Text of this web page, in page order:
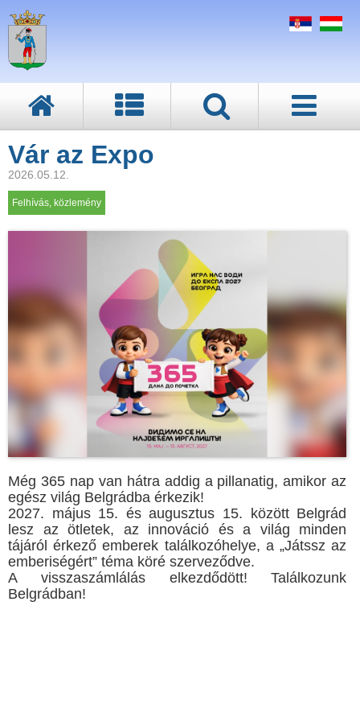
Vár az Expo
2026.05.12.
Felhívás, közlemény
Még 365 nap van hátra addig a pillanatig, amikor az
egész világ Belgrádba érkezik!
2027. május 15. és augusztus 15. között Belgrád
lesz az ötletek, az innováció és a világ minden
tájáról érkező emberek találkozóhelye, a „Játssz az
emberiségért” téma köré szerveződve.
A visszaszámlálás elkezdődött! Találkozunk
Belgrádban!